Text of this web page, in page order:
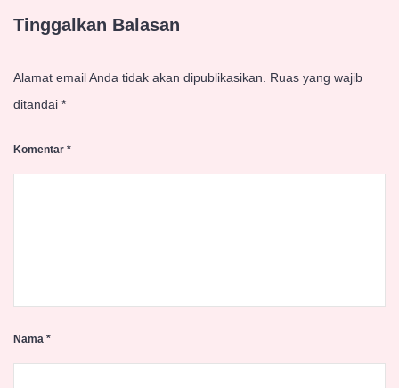
Tinggalkan Balasan
Alamat email Anda tidak akan dipublikasikan.
Ruas yang wajib
ditandai *
Komentar *
Nama *